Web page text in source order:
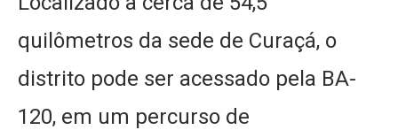
quilômetros da sede de Curaçá, o
distrito pode ser acessado pela BA-
120, em um percurso de